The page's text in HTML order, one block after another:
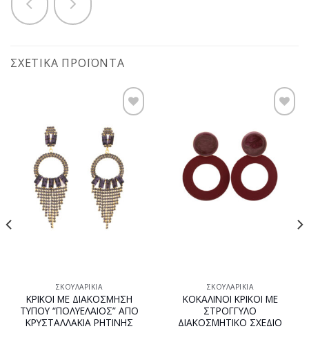
ΣΧΕΤΙΚΆ ΠΡΟΪΌΝΤΑ
Προσθήκη
wishlist
ΣΚΟΥΛΑΡΊΚΙΑ
ΚΡΙΚΟΙ ΜΕ ΔΙΑΚΟΣΜΗΣΗ
ΤΥΠΟΥ “ΠΟΛΥΕΛΑΙΟΣ” ΑΠΟ
ΚΡΥΣΤΑΛΛΑΚΙΑ ΡΗΤΙΝΗΣ
Προσθήκη
στη
wishlist
ΣΚΟΥΛΑΡΊΚΙΑ
ΚΟΚΑΛΙΝΟΙ ΚΡΙΚΟΙ ΜΕ
ΣΤΡΟΓΓΥΛΟ
ΔΙΑΚΟΣΜΗΤΙΚΟ ΣΧΕΔΙΟ